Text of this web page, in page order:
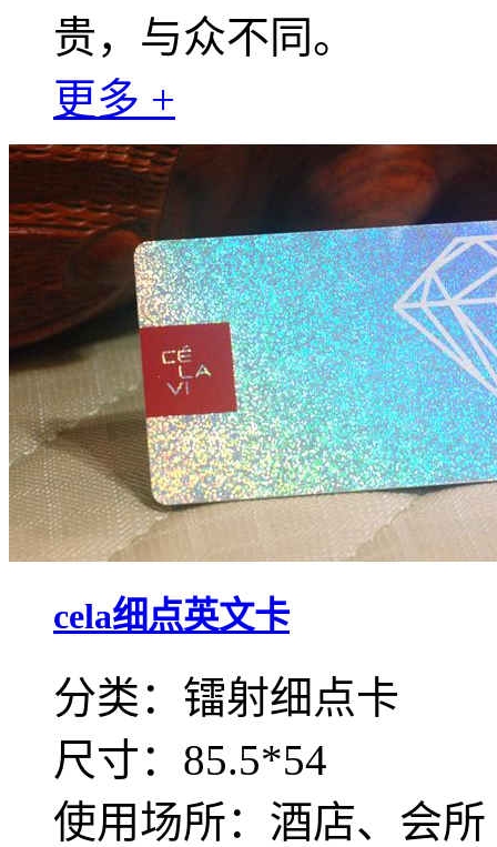
贵，与众不同。
更多 +
cela细点英文卡
分类：镭射细点卡
尺寸：85.5*54
使用场所：酒店、会所